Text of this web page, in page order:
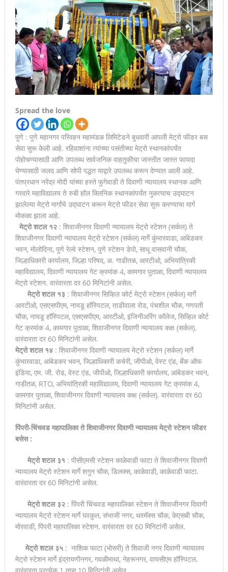
Spread the love
पुणे : पुणे महानगर परिवहन महामंडळ लिमिटेडने बुधवारी आपली मेट्रो फीडर बस
सेवा सुरू केली आहे. रहिवाशांना त्यांच्या पसंतीच्या मेट्रो स्थानकांपर्यंत
पोहोचण्यासाठी आणि उपलब्ध सार्वजनिक वाहतुकीचा जास्तीत जास्त फायदा
घेण्यासाठी जलद आणि सोपी पद्धत याद्वारे उपलब्ध करून देण्यात आली आहे.
पंतप्रधान नरेंद्र मोदी यांच्या हस्ते फुगेवाडी ते दिवाणी न्यायालय स्थानक आणि
गरवारे महाविद्यालय ते रुबी हॉल क्लिनिक स्थानकांपर्यंत नुकत्याच उद्घाटन
झालेल्या मेट्रो मार्गांचे उद्घाटन करून मेट्रो फीडर सेवा सुरू करण्याचा मार्ग
मोकळा झाला आहे.
मेट्रो शटल १२: शिवाजीनगर दिवाणी न्यायालय मेट्रो स्टेशन (सर्कल) ते
शिवाजीनगर दिवाणी न्यायालय मेट्रो स्टेशन (सर्कल) मार्गे कुंभारवाडा, आंबेडकर
भवन, मोलोदिना, पुणे रेल्वे स्टेशन, पुणे स्टेशन डेपो, साधू वासवानी चौक,
जिल्हाधिकारी कार्यालय, जिल्हा परिषद, अ. गाडीतळ, आरटीओ, अभियांत्रिकी
महाविद्यालय, दिवाणी न्यायालय गेट क्रमांक 4, कामगार पुताळा, दिवाणी न्यायालय
मेट्रो स्टेशन. वारंवारता दर 60 मिनिटांनी असेल.
मेट्रो शटल १३ : शिवाजीनगर सिव्हिल कोर्ट मेट्रो स्टेशन (सर्कल) मार्गे
आरटीओ, एसएसपीएम, नायडू हॉस्पिटल, ताडीवाला रोड, पंचशील चौक, गणपती
चौक, नायडू हॉस्पिटल, एसएसपीएम, आरटीओ, इंजिनीअरिंग कॉलेज, सिव्हिल कोर्ट
गेट क्रमांक 4, कामगार पुताळा, शिवाजीनगर दिवाणी न्यायालय कक्ष (सर्कल).
वारंवारता दर 60 मिनिटांनी असेल.
मेट्रो शटल १४: शिवाजीनगर दिवाणी न्यायालय मेट्रो स्टेशन (सर्कल) मार्गे
कुंभारवाडा, आंबेडकर भवन, जिल्हाधिकारी कचेरी, जीपीओ, वेस्ट एंड, बँक ऑफ
इंडिया, एम. जी. रोड, वेस्ट एंड, जीपीओ, जिल्हाधिकारी कार्यालय, आंबेडकर भवन,
गाडीतळ, RTO, अभियांत्रिकी महाविद्यालय, दिवाणी न्यायालय गेट क्रमांक 4,
कामगार पुताळा, शिवाजीनगर दिवाणी न्यायालय कक्ष (सर्कल). वारंवारता दर 60
मिनिटांनी असेल.
पिंपरी-चिंचवड महापालिका ते शिवाजीनगर दिवाणी न्यायालय मेट्रो स्टेशन फीडर
बसेस :
मेट्रो शटल ३१ : पीसीएमसी स्टेशन काळेवाडी फाटा ते शिवाजीनगर दिवाणी
न्यायालय मेट्रो स्टेशन मार्गे शगुन चौक, डिलक्स, काळेवाडी, काळेवाडी फाटा.
वारंवारता दर 60 मिनिटांनी असेल.
मेट्रो शटल ३२: पिंपरी चिंचवड महापालिका स्टेशन ते शिवाजीनगर दिवाणी
न्यायालय मेट्रो स्टेशन मार्गे घरकुल, संभाजी नगर, थरमॅक्स चौक, केएसबी चौक,
मोरवाडी, पिंपरी महापालिका स्टेशन. वारंवारता दर 60 मिनिटांनी असेल.
मेट्रो शटल ३५: नाशिक फाटा (भोसरी) ते शिवाजी नगर दिवाणी न्यायालय
मेट्रो स्टेशन मार्गे इंद्रायणीनगर, गवळीमाथा, नेहरूनगर, वायसीएम हॉस्पिटल.